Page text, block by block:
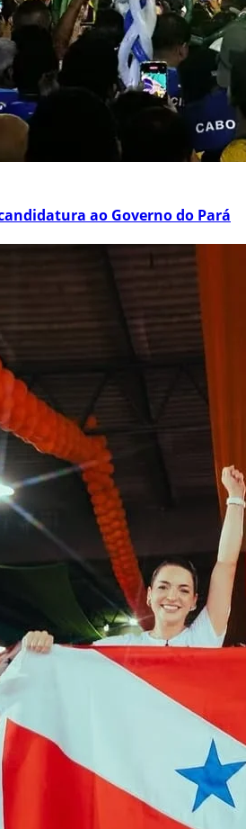
ao Governo do Pará